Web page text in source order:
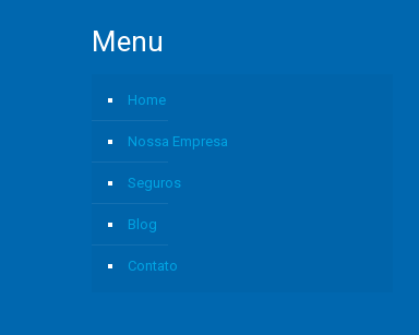
Menu
Home
Nossa Empresa
Seguros
Blog
Contato